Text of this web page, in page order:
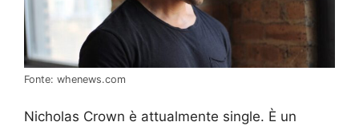
Fonte: whenews.com
Nicholas Crown è attualmente single. È un